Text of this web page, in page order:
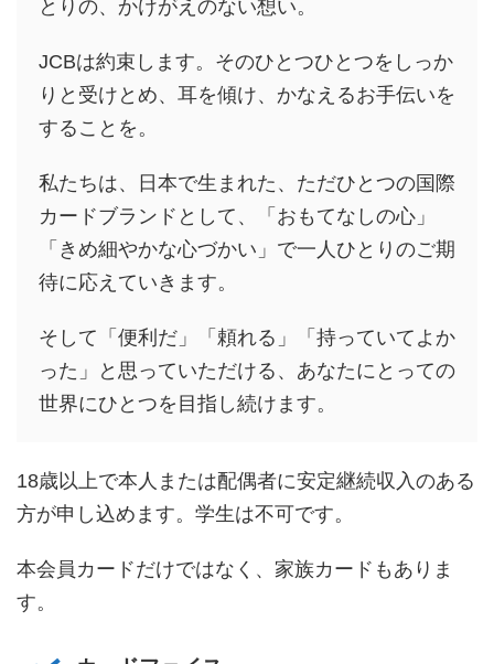
とりの、かけがえのない想い。
JCBは約束します。そのひとつひとつをしっか
りと受けとめ、耳を傾け、かなえるお手伝いを
することを。
私たちは、日本で生まれた、ただひとつの国際
カードブランドとして、「おもてなしの心」
「きめ細やかな心づかい」で一人ひとりのご期
待に応えていきます。
そして「便利だ」「頼れる」「持っていてよか
った」と思っていただける、あなたにとっての
世界にひとつを目指し続けます。
18歳以上で本人または配偶者に安定継続収入のある
方が申し込めます。学生は不可です。
本会員カードだけではなく、家族カードもありま
す。